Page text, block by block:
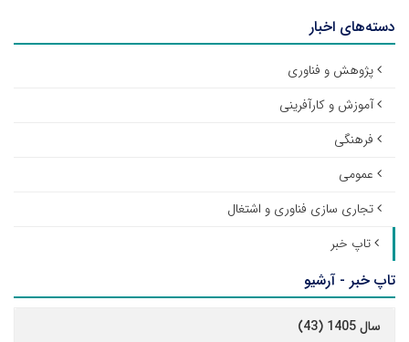
دسته‌های اخبار
پژوهش و فناوری
آموزش و کارآفرینی
فرهنگی
عمومی
تجاری سازی فناوری و اشتغال
تاپ خبر
تاپ خبر - آرشیو
سال 1405 (43)